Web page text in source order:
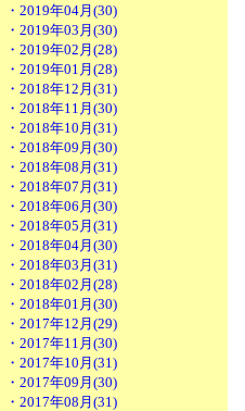
・2019年04月(30)
・2019年03月(30)
・2019年02月(28)
・2019年01月(28)
・2018年12月(31)
・2018年11月(30)
・2018年10月(31)
・2018年09月(30)
・2018年08月(31)
・2018年07月(31)
・2018年06月(30)
・2018年05月(31)
・2018年04月(30)
・2018年03月(31)
・2018年02月(28)
・2018年01月(30)
・2017年12月(29)
・2017年11月(30)
・2017年10月(31)
・2017年09月(30)
・2017年08月(31)